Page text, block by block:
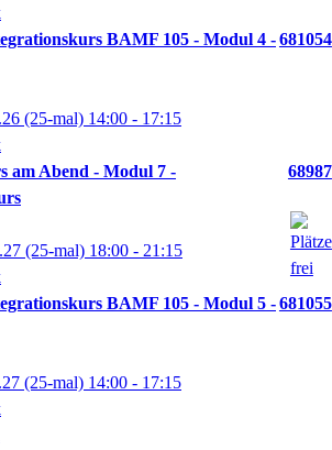
BAMF 105 - Modul 4 -681054
(25-mal) 14:00 - 17:15
am Abend - Modul 7 -
68987
(25-mal) 18:00 - 21:15
BAMF 105 - Modul 5 -681055
(25-mal) 14:00 - 17:15